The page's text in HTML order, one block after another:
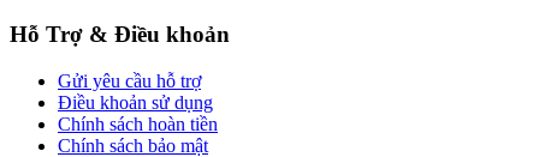
Hỗ Trợ & Điều khoản
Gửi yêu cầu hỗ trợ
Điều khoản sử dụng
Chính sách hoàn tiền
Chính sách bảo mật